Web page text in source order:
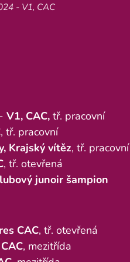
- V1, CAC
V1, CAC, tř. pracovní
, tř. pracovní
Krajský vítěz, tř. pracovní
, tř. otevřená
junoir šampion
CAC, tř. otevřená
, mezitřída